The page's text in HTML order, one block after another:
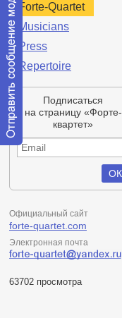
Forte-Quartet
Musicians
Press
Repertoire
Подписаться
на страницу «Форте-
квартет»
Официальный сайт
forte-quartet.com
Электронная почта
63702 просмотра
Отправить